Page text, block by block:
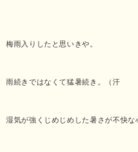
梅雨入りしたと思いきや。
雨続きではなくて猛暑続き。（汗
湿気が強くじめじめした暑さが不快な